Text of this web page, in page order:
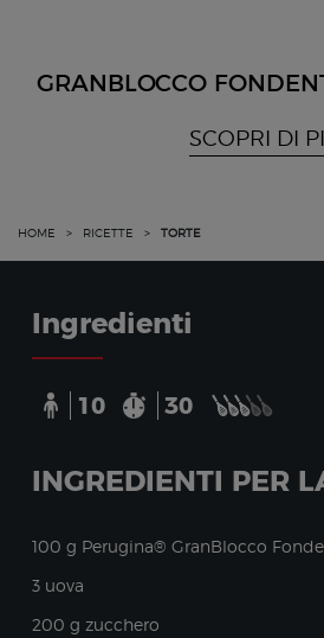
GRANBLOCCO
SCOPRI DI
HOME > RICETTE > TORTE
Ingredienti
10 30
INGREDIENTI PER
100 g Perugina® GranBlocco
3 uova
200 g zucchero